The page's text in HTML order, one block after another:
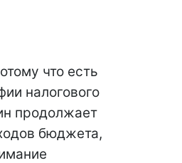
что есть
налогового
продолжает
бюджета,